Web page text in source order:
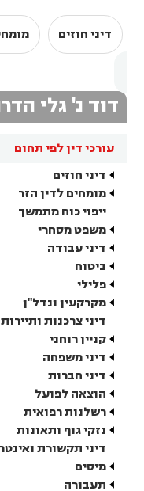
דיני חוזים
דוד נ' גלי
עורכי דין לפי תחום
דיני חוזים
מומחים לדין הזר
ייפוי כוח מתמשך
משפט מסחרי
דיני עבודה
ביטוח
פלילי
מקרקעין ונדל"ן
דיני צרכנות ותיירות
קניין רוחני
דיני משפחה
דיני חברות
הוצאה לפועל
רשלנות רפואית
נזקי גוף ותאונות
דיני תקשורת
מיסים
תעבורה